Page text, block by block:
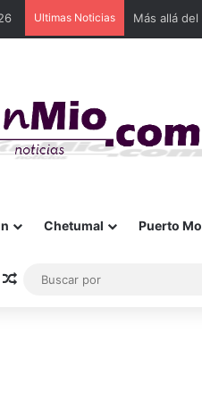
Ultimas Noticias Más allá
Chetumal Puerto
Publicación al azar